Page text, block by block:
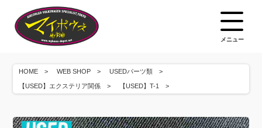
メニュー
HOME WEB SHOP USEDパーツ類
【USED】エクステリア関係 【USED】T-1